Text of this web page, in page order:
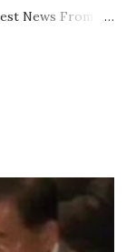
News From